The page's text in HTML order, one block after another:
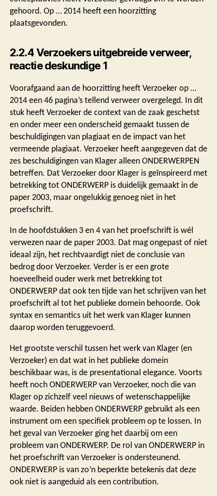
gehoord. Op … 2014 heeft een hoorzitting
plaatsgevonden.
2.2.4 Verzoekers uitgebreide verweer,
reactie deskundige 1
Voorafgaand aan de hoorzitting heeft Verzoeker op …
2014 een 46 pagina’s tellend verweer overgelegd. In dit
stuk heeft Verzoeker de context van de zaak geschetst
en onder meer een onderscheid gemaakt tussen de
beschuldigingen van plagiaat en de impact van het
vermeende plagiaat. Verzoeker heeft aangegeven dat de
zes beschuldigingen van Klager alleen ONDERWERPEN
betreffen. Dat Verzoeker door Klager is geïnspireerd met
betrekking tot ONDERWERP is duidelijk gemaakt in de
paper 2003, maar ongelukkig genoeg niet in het
proefschrift.
In de hoofdstukken 3 en 4 van het proefschrift is wél
verwezen naar de paper 2003. Dat mag ongepast of niet
ideaal zijn, het rechtvaardigt niet de conclusie van
bedrog door Verzoeker. Verder is er een grote
hoeveelheid ouder werk met betrekking tot
ONDERWERP dat ook ten tijde van het schrijven van het
proefschrift al tot het publieke domein behoorde. Ook
syntax en semantics uit het werk van Klager kunnen
daarop worden teruggevoerd.
Het grootste verschil tussen het werk van Klager (en
Verzoeker) en dat wat in het publieke domein
beschikbaar was, is de presentational elegance. Voorts
heeft noch ONDERWERP van Verzoeker, noch die van
Klager op zichzelf veel nieuws of wetenschappelijke
waarde. Beiden hebben ONDERWERP gebruikt als een
instrument om een specifiek probleem op te lossen. In
het geval van Verzoeker ging het daarbij om een
probleem van ONDERWERP. De rol van ONDERWERP in
het proefschrift van Verzoeker is ondersteunend.
ONDERWERP is van zo’n beperkte betekenis dat deze
ook niet is aangeduid als een contribution.